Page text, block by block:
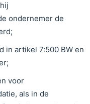
ondernemer de
in artikel 7:500 BW en
voor
als in de